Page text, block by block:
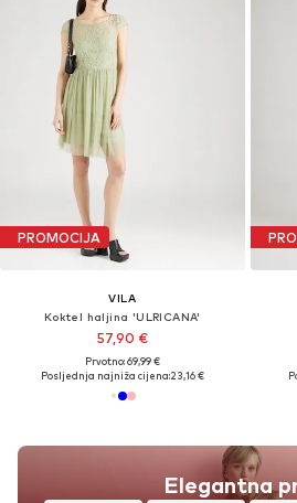
PROMOCIJA
VILA
Koktel haljina 'ULRICANA'
57,90 €
Prvotno: 69,99 €
Posljednja najniža cijena:23,16 €
Elegantna